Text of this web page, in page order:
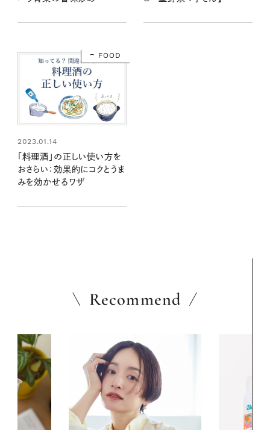
FOOD
2023.01.14
「料理酒」の正しい使い方を
おさらい：効果的にコクとうま
みを効かせるワザ
Recommend